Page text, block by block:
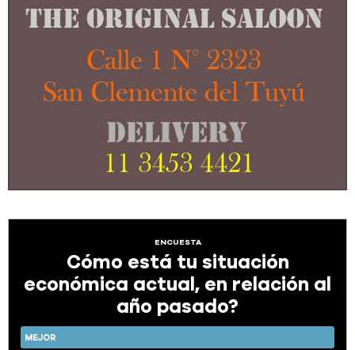
ENCUESTA
Cómo está tu situación
económica actual, en relación al
año pasado?
MEJOR